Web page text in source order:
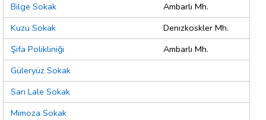
Bilge Sokak
Ambarlı Mh.
Kuzu Sokak
Denızkoskler Mh.
Şifa Polikliniği
Ambarlı Mh.
Güleryüz Sokak
Sarı Lale Sokak
Mimoza Sokak